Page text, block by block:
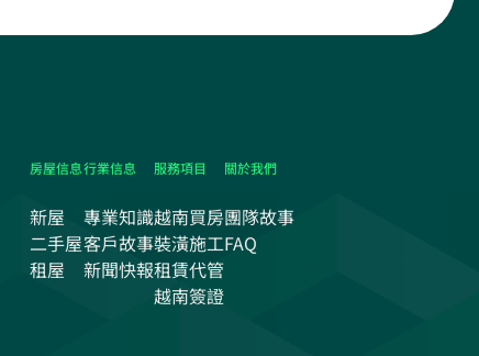
房屋信息
新屋
二手屋
租屋
行業信息
專業知識
客戶故事
新聞快報
服務項目
越南買房
裝潢施工
租賃代管
越南簽證
關於我們
團隊故事
FAQ